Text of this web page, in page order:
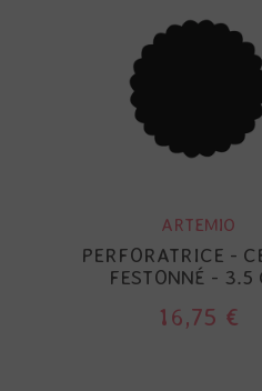
ARTEMIO
PERFORATRICE -
FESTONNÉ - 3.5
16,75 €